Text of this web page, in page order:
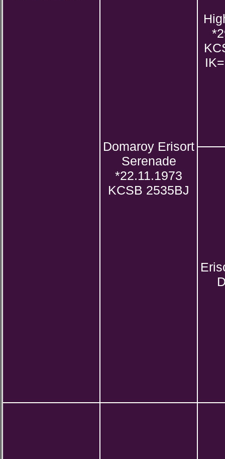
Domaroy Erisort
Serenade
*22.11.1973
KCSB 2535BJ